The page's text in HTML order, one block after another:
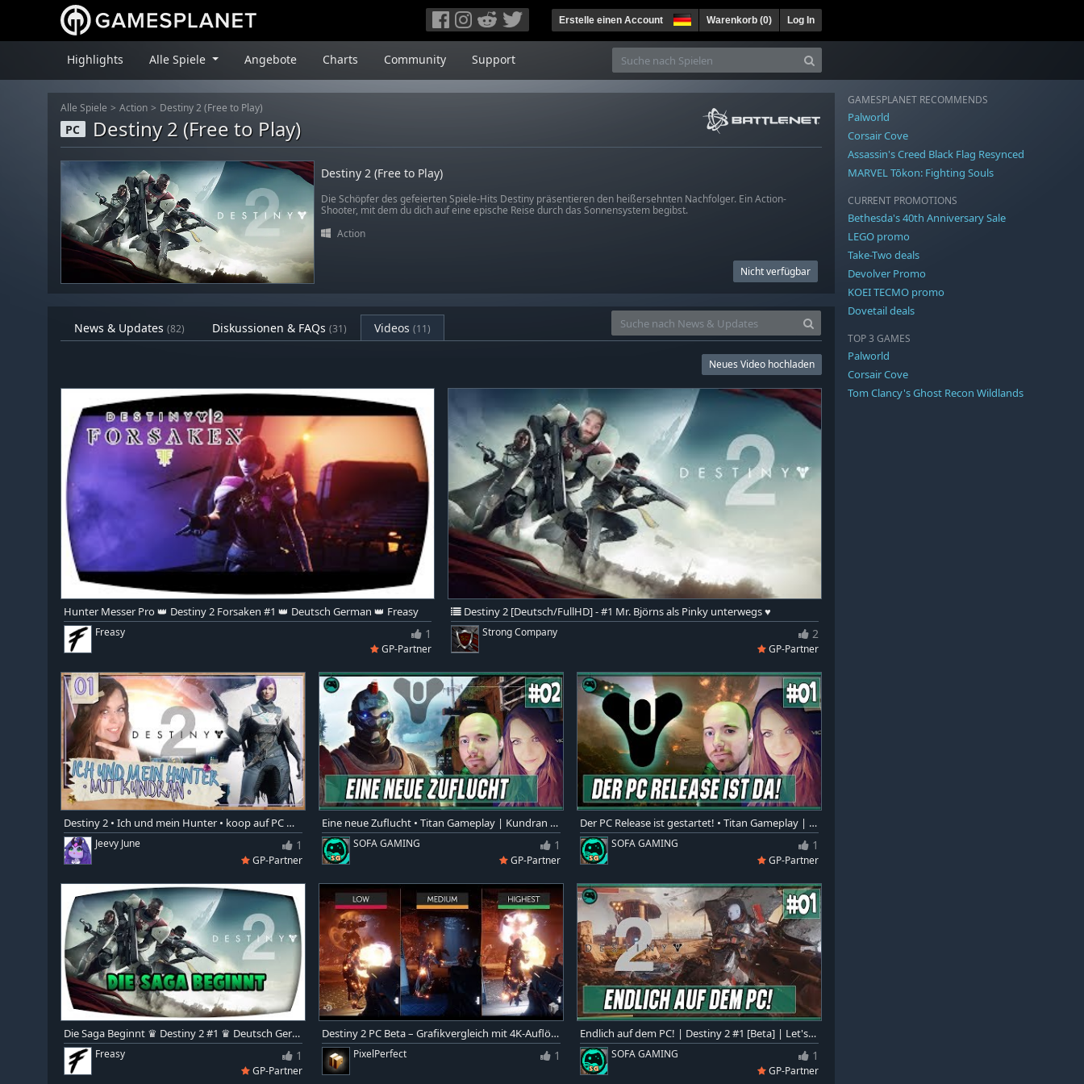
Erstelle einen Account Warenkorb (0) Log In
Highlights Alle Spiele Angebote Charts Community Support
Alle Spiele Action Destiny 2 (Free to Play)
PC Destiny 2 (Free to Play)
Destiny 2 (Free to Play)
Die Schöpfer des gefeierten Spiele-Hits Destiny präsentieren den heißersehnten Nachfolger. Ein Action-
Shooter, mit dem du dich auf eine epische Reise durch das Sonnensystem begibst.
Action
Nicht verfügbar
News & Updates (82) Diskussionen & FAQs (31) Videos (11)
Neues Video hochladen
Hunter Messer Pro 👑 Destiny 2 Forsaken #1 👑 Deutsch German 👑 Freasy
Freasy 1
GP-Partner
Destiny 2 [Deutsch/FullHD] - #1 Mr. Björns als Pinky unterwegs ♥
Strong Company 2
GP-Partner
Destiny 2 • Ich und mein Hunter • koop auf PC mit Kundran #1 | Lets Play deutsch / Facecam
Jeevy June 1
GP-Partner
Eine neue Zuflucht • Titan Gameplay | Kundran & Jeevy | Destiny 2 #2
SOFA GAMING 1
GP-Partner
Der PC Release ist gestartet! • Titan Gameplay | Kundran & Jeevy | Destiny 2 #1
SOFA GAMING 1
GP-Partner
Die Saga Beginnt ♛ Destiny 2 #1 ♛ Deutsch German ♛ Freasy
Freasy 1
GP-Partner
Destiny 2 PC Beta – Grafikvergleich mit 4K-Auflösung | Highest vs. Medium vs. Low
PixelPerfect 1
Endlich auf dem PC! | Destiny 2 #1 [Beta] | Let's Play german / deutsch
SOFA GAMING 1
GP-Partner
GAMESPLANET RECOMMENDS
Palworld
Corsair Cove
Assassin's Creed Black Flag Resynced
MARVEL Tōkon: Fighting Souls
CURRENT PROMOTIONS
Bethesda's 40th Anniversary Sale
LEGO promo
Take-Two deals
Devolver Promo
KOEI TECMO promo
Dovetail deals
TOP 3 GAMES
Palworld
Corsair Cove
Tom Clancy's Ghost Recon Wildlands